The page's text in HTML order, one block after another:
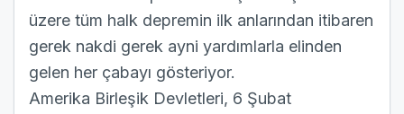
üzere tüm halk depremin ilk anlarından itibaren
gerek nakdi gerek ayni yardımlarla elinden
gelen her çabayı gösteriyor.
Amerika Birleşik Devletleri, 6 Şubat